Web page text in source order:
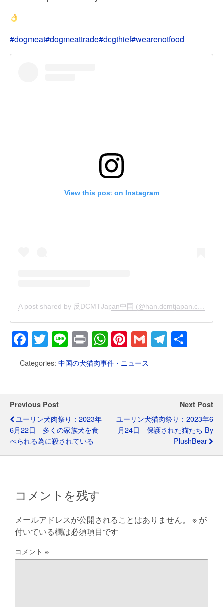
#dogmeat#dogmeattrade#dogthief#wearenotfood
View this post on Instagram
A post shared by 反DCMTJapan中国 (@han.dcmtjapan.china)
F
a
c
b
o
o
k
T
wi
tt
Li
n
e
Pr
in
t
W
h
at
Pi
nt
er
G
m
ail
T
el
m
Categories: 中国の犬猫肉事件・ニュース
Previous Post
ユーリン犬肉祭り：2023年
6月22日 多くの家族犬を食
べられる為に殺されている
Next Post
ユーリン犬猫肉祭り：2023年6
月24日 保護された猫たち By
PlushBear
コメントを残す
メールアドレスが公開されることはありません。 ※ が
付いている欄は必須項目です
コメント ※